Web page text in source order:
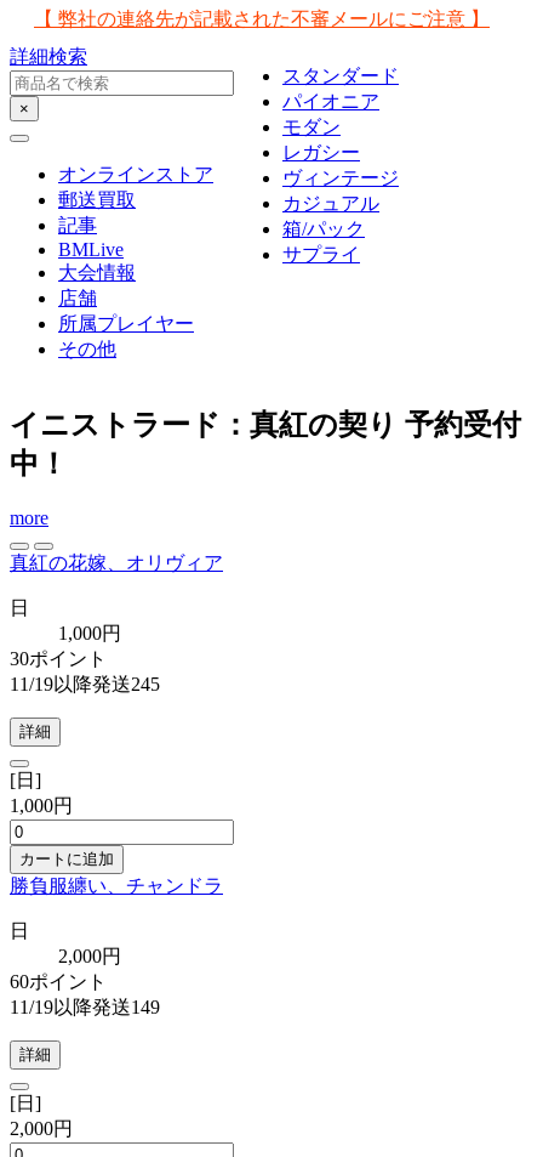
【 弊社の連絡先が記載された不審メールにご注意 】
詳細検索
オンラインストア
郵送買取
記事
BMLive
大会情報
店舗
所属プレイヤー
その他
スタンダード
パイオニア
モダン
レガシー
ヴィンテージ
カジュアル
箱/パック
サプライ
イニストラード：真紅の契り 予約受付
中！
more
真紅の花嫁、オリヴィア
日
1,000円
30ポイント
11/19以降発送245
詳細
[日]
1,000円
カートに追加
勝負服纏い、チャンドラ
日
2,000円
60ポイント
11/19以降発送149
詳細
[日]
2,000円